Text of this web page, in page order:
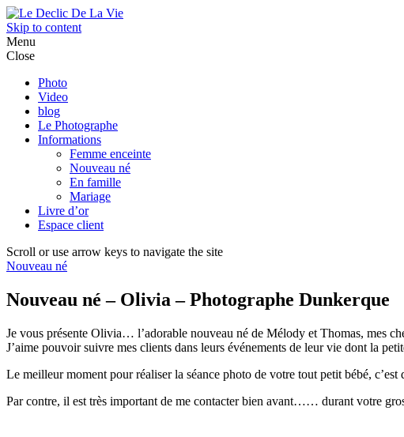
Skip to content
Menu
Close
Photo
Video
blog
Le Photographe
Informations
Femme enceinte
Nouveau né
En famille
Mariage
Livre d’or
Espace client
Scroll or use arrow keys to navigate the site
Nouveau né
Nouveau né – Olivia – Photographe Dunkerque
Je vous présente Olivia… l’adorable nouveau né de Mélody et Thomas, mes
J’aime pouvoir suivre mes clients dans leurs événements de leur vie dont la
Le meilleur moment pour réaliser la séance photo de votre tout petit bébé, c’est
Par contre, il est très important de me contacter bien avant…… durant votre